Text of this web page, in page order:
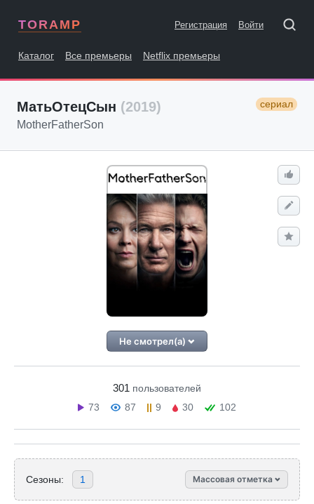
TORAMP Регистрация Войти
Каталог Все премьеры Netflix премьеры
МатьОтецСын (2019) сериал
MotherFatherSon
Не смотрел(а)
301 пользователей
73
87 9 30 102
Сезоны: 1 Массовая отметка